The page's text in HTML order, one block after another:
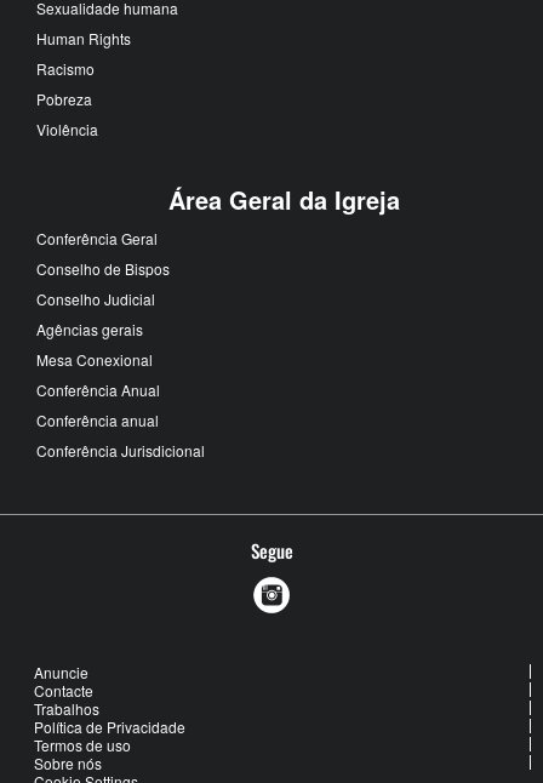
Sexualidade humana
Human Rights
Racismo
Pobreza
Violência
Área Geral da Igreja
Conferência Geral
Conselho de Bispos
Conselho Judicial
Agências gerais
Mesa Conexional
Conferência Anual
Conferência anual
Conferência Jurisdicional
Segue
Anuncie
Contacte
Trabalhos
Política de Privacidade
Termos de uso
Sobre nós